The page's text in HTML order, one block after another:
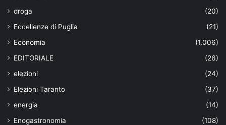
droga
(20)
Eccellenze di Puglia
(21)
Economia
(1.006)
EDITORIALE
(26)
elezioni
(24)
Elezioni Taranto
(37)
energia
(14)
Enogastronomia
(108)